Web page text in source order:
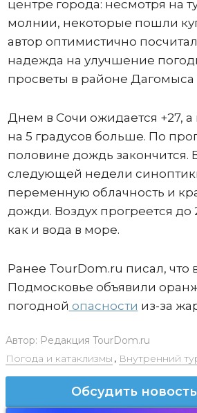
центре города: несмотря на
молнии, некоторые пошли
автор оптимистично
надежда на улучшение
просветы в районе Дагомыса
Днем в Сочи ожидается +27,
на 5 градусов больше. По
половине дождь закончится.
следующей недели
переменную облачность и
дожди. Воздух прогреется до
как и вода в море.
Ранее TourDom.ru писал, что
Подмосковье объявили
погодной опасности из-за
Автор: Редакция TourDom.ru
Погода и катаклизмы , Внутренний
Обсудить новость